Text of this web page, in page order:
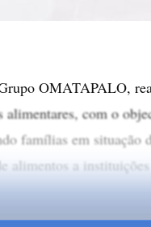
OMATAPALO,
alimentares, com o
famílias em situação
alimentos a